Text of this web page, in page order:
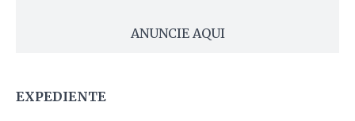
ANUNCIE AQUI
EXPEDIENTE